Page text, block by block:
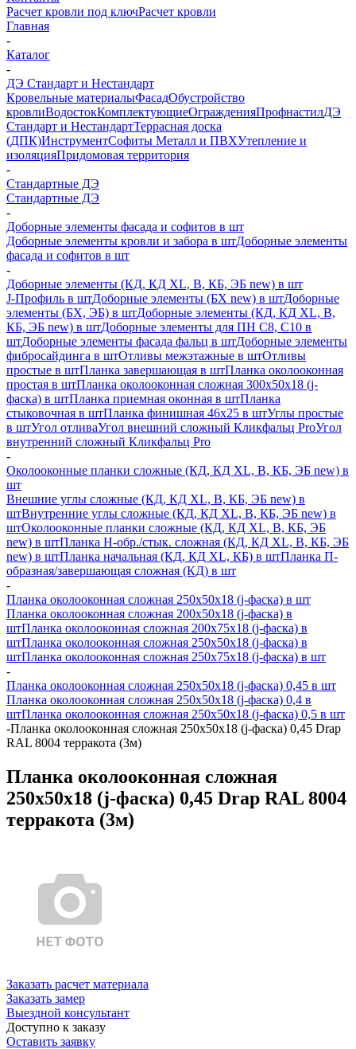
Расчет кровли под ключРасчет кровли
Главная
-
Каталог
-
ДЭ Стандарт и Нестандарт
Кровельные материалыФасадОбустройство
кровлиВодостокКомплектующиеОгражденияПрофнастилДЭ
Стандарт и НестандартТеррасная доска
(ДПК)ИнструментСофиты Металл и ПВХУтепление и
изоляцияПридомовая территория
-
Стандартные ДЭ
Стандартные ДЭ
-
Доборные элементы фасада и софитов в шт
Доборные элементы кровли и забора в штДоборные элементы
фасада и софитов в шт
-
Доборные элементы (КД, КД XL, В, КБ, ЭБ new) в шт
J-Профиль в штДоборные элементы (БХ new) в штДоборные
элементы (БХ, ЭБ) в штДоборные элементы (КД, КД XL, В,
КБ, ЭБ new) в штДоборные элементы для ПН С8, С10 в
штДоборные элементы фасада фальц в штДоборные элементы
фибросайдинга в штОтливы межэтажные в штОтливы
простые в штПланка завершающая в штПланка околооконная
простая в штПланка околооконная сложная 300х50х18 (j-
фаска) в штПланка приемная оконная в штПланка
стыковочная в штПланка финишная 46х25 в штУглы простые
в штУгол отливаУгол внешний сложный Кликфальц ProУгол
внутренний сложный Кликфальц Pro
-
Околооконные планки сложные (КД, КД XL, В, КБ, ЭБ new) в
шт
Внешние углы сложные (КД, КД XL, В, КБ, ЭБ new) в
штВнутренние углы сложные (КД, КД XL, В, КБ, ЭБ new) в
штОколооконные планки сложные (КД, КД XL, В, КБ, ЭБ
new) в штПланка H-обр./стык. сложная (КД, КД XL, В, КБ, ЭБ
new) в штПланка начальная (КД, КД XL, КБ) в штПланка П-
образная/завершающая сложная (КД) в шт
-
Планка околооконная сложная 250х50х18 (j-фаска) в шт
Планка околооконная сложная 200х50х18 (j-фаска) в
штПланка околооконная сложная 200х75х18 (j-фаска) в
штПланка околооконная сложная 250х50х18 (j-фаска) в
штПланка околооконная сложная 250х75х18 (j-фаска) в шт
-
Планка околооконная сложная 250х50х18 (j-фаска) 0,45 в шт
Планка околооконная сложная 250х50х18 (j-фаска) 0,4 в
штПланка околооконная сложная 250х50х18 (j-фаска) 0,5 в шт
-Планка околооконная сложная 250х50х18 (j-фаска) 0,45 Drap
RAL 8004 терракота (3м)
Планка околооконная сложная
250х50х18 (j-фаска) 0,45 Drap RAL 8004
терракота (3м)
Заказать расчет материала
Заказать замер
Выездной консультант
Доступно к заказу
Оставить заявку